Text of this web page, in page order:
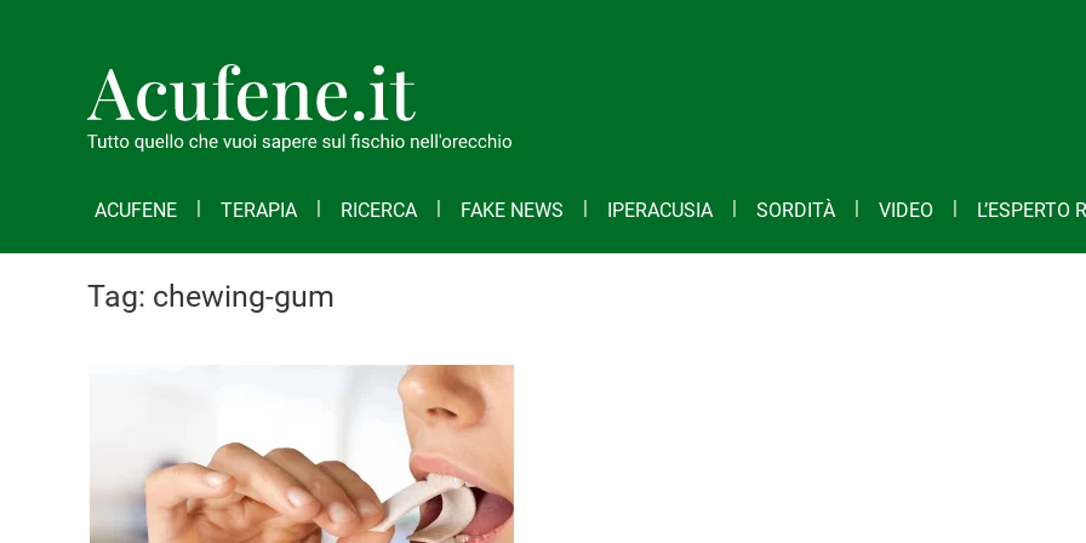
ACUFENE TERAPIA RICERCA FAKE NEWS IPERACUSIA SORDITÀ VIDEO L’ESPERTO
Tag: chewing-gum